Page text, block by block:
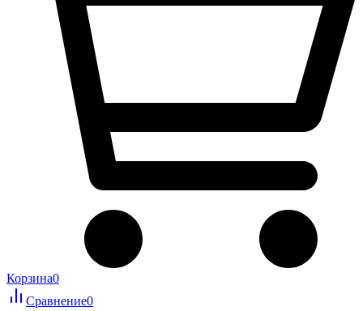
Корзина0
Сравнение0